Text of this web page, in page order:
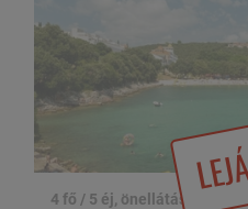
4 fő / 5 éj, önellátással